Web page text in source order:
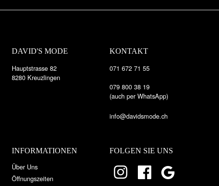
DAVID'S MODE
Hauptstrasse 82
8280 Kreuzlingen
KONTAKT
071 672 71 55
079 800 38 19
(auch per WhatsApp)
info@davidsmode.ch
INFORMATIONEN
Über Uns
Öffnungszeiten
FOLGEN SIE UNS